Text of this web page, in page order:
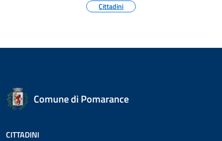
Cittadini
Comune di Pomarance
CITTADINI